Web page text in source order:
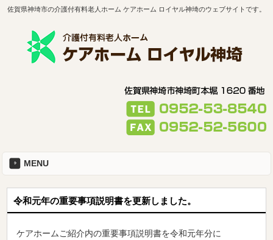
佐賀県神埼市の介護付有料老人ホーム ケアホーム ロイヤル神埼のウェブサイトです。
MENU
令和元年の重要事項説明書を更新しました。
ケアホームご紹介内の重要事項説明書を令和元年分に